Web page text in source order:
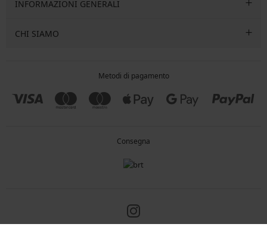
INFORMAZIONI GENERALI
CHI SIAMO
Metodi di pagamento
Consegna